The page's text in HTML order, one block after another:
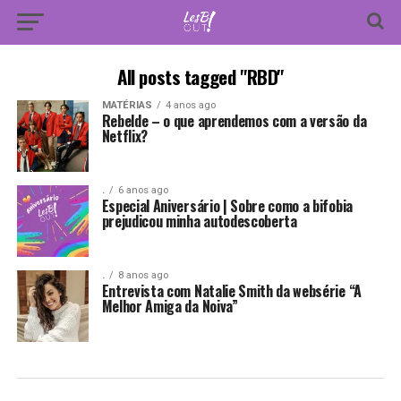
All posts tagged "RBD"
MATÉRIAS 4 anos ago
Rebelde – o que aprendemos com a versão da
Netflix?
. 6 anos ago
Especial Aniversário | Sobre como a bifobia
prejudicou minha autodescoberta
. 8 anos ago
Entrevista com Natalie Smith da websérie “A
Melhor Amiga da Noiva”